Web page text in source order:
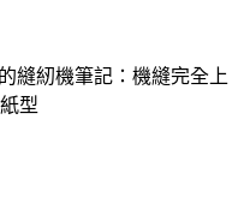
縫紉機筆記：機縫完全上
型